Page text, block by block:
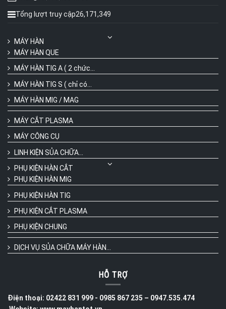
Tổng lượt truy cập26,171,349
MÁY HÀN
MÁY HÀN QUE
MÁY HÀN TIG A ( 2 chức...
MÁY HÀN TIG S ( chỉ có...
MÁY HÀN MIG / MAG
MÁY CẮT PLASMA
MÁY CÔNG CỤ
LINH KIỆN SỦA CHỮA...
PHỤ KIỆN HÀN CẮT
PHỤ KIỆN HÀN MIG
PHỤ KIỆN HÀN TIG
PHỤ KIỆN CẮT PLASMA
PHỤ KIỆN CHUNG
DỊCH VỤ SỦA CHỮA MÁY HÀN...
HỖ TRỢ
Điện thoại: 02422 831 999 - 0985 867 235 – 0947.535.474